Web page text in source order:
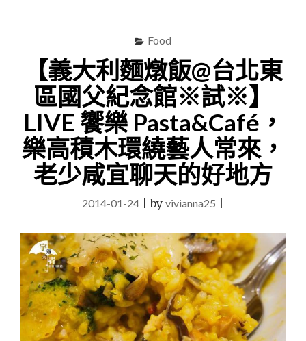
蛤
蜊，
呼
你
精
氣
神
100
分！"
Food
【義大利麵燉飯@台北東
區國父紀念館※試※】
LIVE 饗樂 Pasta&Café，
樂高積木環繞藝人常來，
老少咸宜聊天的好地方
2014-01-24 |by vivianna25